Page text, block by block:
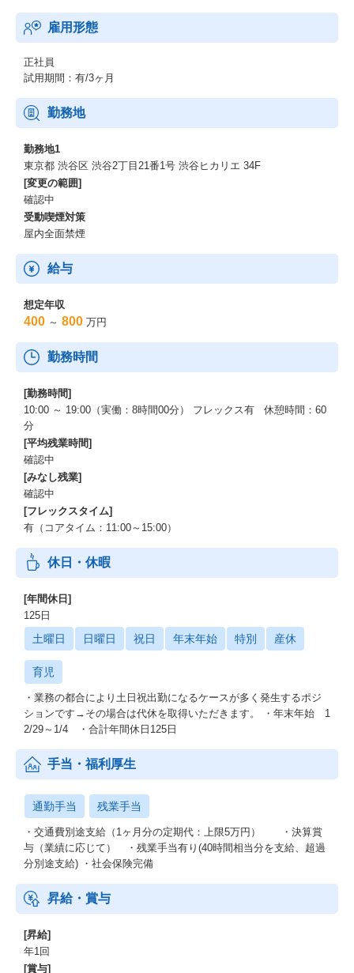
雇用形態
正社員
試用期間：有/3ヶ月
勤務地
勤務地1
東京都 渋谷区 渋谷2丁目21番1号 渋谷ヒカリエ 34F
[変更の範囲]
確認中
受動喫煙対策
屋内全面禁煙
給与
想定年収
400 ～ 800 万円
勤務時間
[勤務時間]
10:00 ～ 19:00（実働：8時間00分） フレックス有 休憩時間：60
分
[平均残業時間]
確認中
[みなし残業]
確認中
[フレックスタイム]
有（コアタイム：11:00～15:00）
休日・休暇
[年間休日]
125日
土曜日 日曜日 祝日 年末年始 特別 産休
育児
・業務の都合により土日祝出勤になるケースが多く発生するポジ
ションです→その場合は代休を取得いただきます。 ・年末年始 1
2/29～1/4 ・合計年間休日125日
手当・福利厚生
通勤手当 残業手当
・交通費別途支給（1ヶ月分の定期代：上限5万円） ・決算賞
与（業績に応じて） ・残業手当有り(40時間相当分を支給、超過
分別途支給) ・社会保険完備
昇給・賞与
[昇給]
年1回
[賞与]